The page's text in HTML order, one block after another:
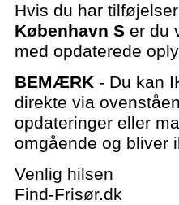
Hvis du har
København S er du
med opdaterede
BEMÆRK - Du kan
direkte via
opdateringer eller
omgående og bliver
Venlig hilsen
Find-Frisør.dk